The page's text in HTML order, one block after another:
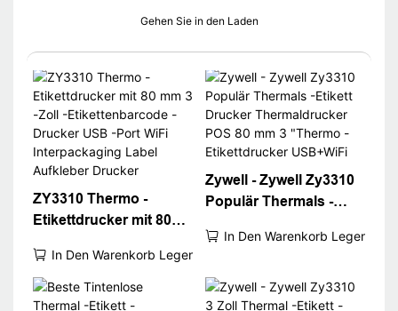
Gehen Sie in den Laden
ZY3310 Thermo -
Etikettdrucker mit 80
Etikettenbarcode -
Drucker USB -Port WiFi
Interpackaging Label
In Den Warenkorb Legen
Zywell - Zywell Zy3310
Populär Thermals -
Thermaldrucker POS
Etikettdrucker
USB+WiFi
In Den Warenkorb Legen